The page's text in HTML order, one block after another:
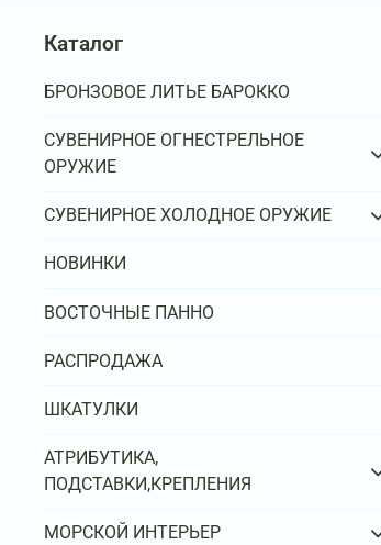
Каталог
БРОНЗОВОЕ ЛИТЬЕ БАРОККО
СУВЕНИРНОЕ ОГНЕСТРЕЛЬНОЕ
ОРУЖИЕ
СУВЕНИРНОЕ ХОЛОДНОЕ ОРУЖИЕ
НОВИНКИ
ВОСТОЧНЫЕ ПАННО
РАСПРОДАЖА
ШКАТУЛКИ
АТРИБУТИКА,
ПОДСТАВКИ,КРЕПЛЕНИЯ
МОРСКОЙ ИНТЕРЬЕР